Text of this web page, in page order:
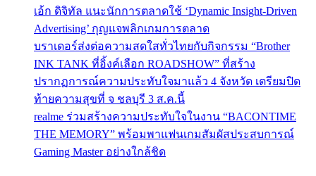
เอ้ก ดิจิทัล แนะนักการตลาดใช้ ‘Dynamic Insight-Driven
Advertising’ กุญแจพลิกเกมการตลาด
บราเดอร์ส่งต่อความสดใสทั่วไทยกับกิจกรรม “Brother
INK TANK ที่อิ้งค์เลือก ROADSHOW” ที่สร้าง
ปรากฏการณ์ความประทับใจมาแล้ว 4 จังหวัด เตรียมปิด
ท้ายความสุขที่ จ ชลบุรี 3 ส.ค.นี้
realme ร่วมสร้างความประทับใจในงาน “BACONTIME
THE MEMORY” พร้อมพาแฟนเกมสัมผัสประสบการณ์
Gaming Master อย่างใกล้ชิด